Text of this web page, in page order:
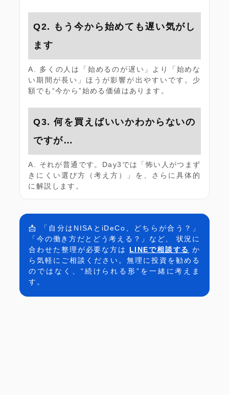
Q2. もう今から始めても遅い気がし
ます
A. 多くの人は「始めるのが遅い」より「始めな
い期間が長い」ほうが影響が出やすいです。少
額でも“今から”始める価値はあります。
Q3. 何を買えばいいかわからないの
ですが…
A. それが普通です。Day3では「怖い人がつまず
きにくい選び方（考え方）」を、さらに具体的
に解説します。
📩 「自分はNISAとiDeCo、どちらが合う？」
「今の働き方だとどう考える？」など、 状況に
合わせた整理が必要な方は LINEで相談する か
ら気軽にご相談ください。無理に投資を勧める
のではなく、“続けられる形”を一緒に考えま
す。